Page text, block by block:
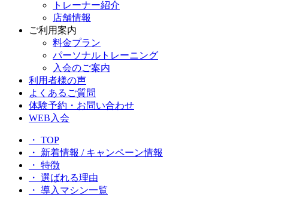
トレーナー紹介
店舗情報
ご利用案内
料金プラン
パーソナルトレーニング
入会のご案内
利用者様の声
よくあるご質問
体験予約・お問い合わせ
WEB入会
・ TOP
・ 新着情報 / キャンペーン情報
・ 特徴
・ 選ばれる理由
・ 導入マシン一覧